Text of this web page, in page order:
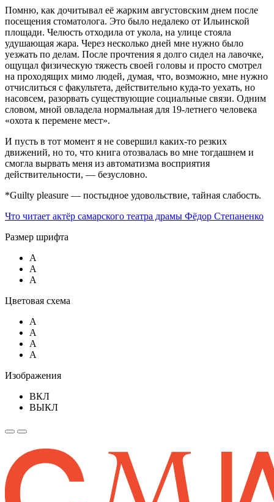
Помню, как дочитывал её жарким августовским днем после
посещения стоматолога. Это было недалеко от Ильинской
площади. Челюсть отходила от укола, на улице стояла
удушающая жара. Через несколько дней мне нужно было
уезжать по делам. После прочтения я долго сидел на лавочке,
ощущал физическую тяжесть своей головы и просто смотрел
на проходящих мимо людей, думая, что, возможно, мне нужно
отчислиться с факультета, действительно куда-то уехать, но
насовсем, разорвать существующие социальные связи. Одним
словом, мной овладела нормальная для 19-летнего человека
«охота к перемене мест».
И пусть в тот момент я не совершил каких-то резких
движений, но то, что книга отозвалась во мне тогдашнем и
смогла вырвать меня из автоматизма восприятия
действительности, — безусловно.
*Guilty pleasure — постыдное удовольствие, тайная слабость.
Что читает актёр самарского театра драмы Фёдор Степаненко
Размер шрифта
A
A
A
Цветовая схема
A
A
A
A
Изображения
ВКЛ
ВЫКЛ